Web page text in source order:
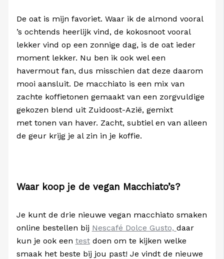
De oat is mijn favoriet. Waar ik de almond vooral
’s ochtends heerlijk vind, de kokosnoot vooral
lekker vind op een zonnige dag, is de oat ieder
moment lekker. Nu ben ik ook wel een
havermout fan, dus misschien dat deze daarom
mooi aansluit. De macchiato is een mix van
zachte koffietonen gemaakt van een zorgvuldige
gekozen blend uit Zuidoost-Azië, gemixt
met tonen van haver. Zacht, subtiel en van alleen
de geur krijg je al zin in je koffie.
Waar koop je de vegan Macchiato’s?
Je kunt de drie nieuwe vegan macchiato smaken
online bestellen bij Nescafé Dolce Gusto, daar
kun je ook een testdoen om te kijken welke
smaak het beste bij jou past! Je vindt de nieuwe